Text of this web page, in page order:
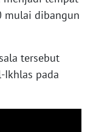
mulai dibangun
tersebut
pada